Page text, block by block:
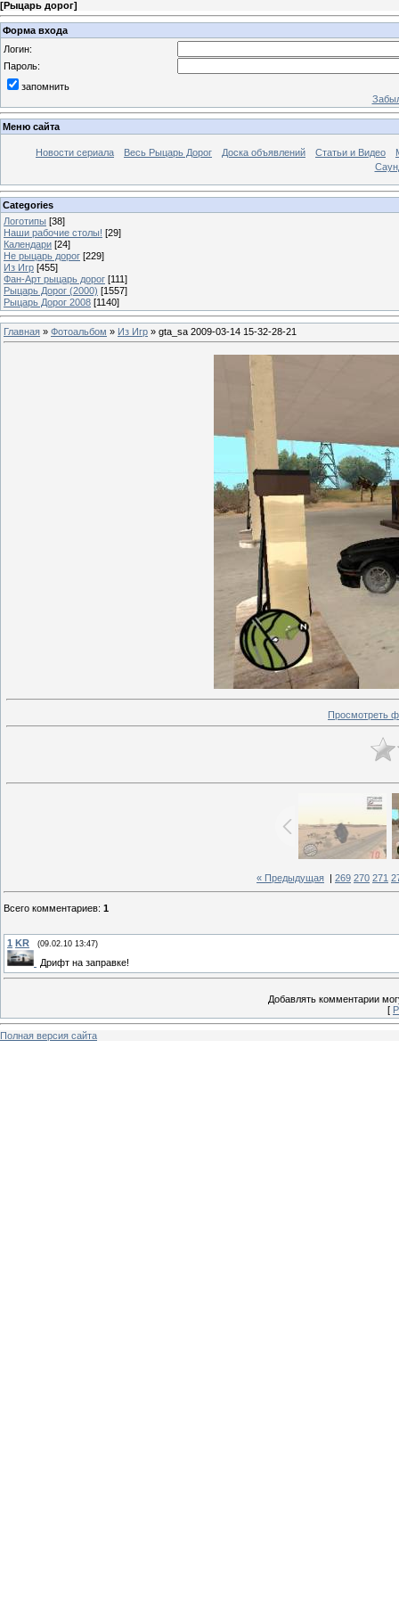
[Рыцарь дорог]
Форма входа
Логин:
Пароль:
запомнить
Меню сайта
Новости сериала Весь Рыцарь Дорог Доска объявлений Статьи и Видео
Categories
Логотипы [38]
Наши рабочие столы! [29]
Календари [24]
Не рыцарь дорог [229]
Из Игр [455]
Фан-Арт рыцарь дорог [111]
Рыцарь Дорог (2000) [1557]
Рыцарь Дорог 2008 [1140]
Главная » Фотоальбом » Из Игр » gta_sa 2009-03-14 15-32-28-21
Просмотреть
« Предыдущая 269 270 271
Всего комментариев: 1
1 KR (09.02.10 13:47)
Дрифт на заправке!
Добавлять комментарии
[
Полная версия сайта